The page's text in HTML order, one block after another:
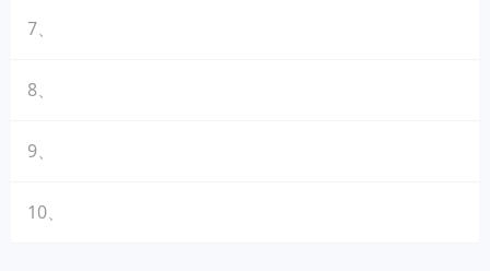
7、
8、
9、
10、